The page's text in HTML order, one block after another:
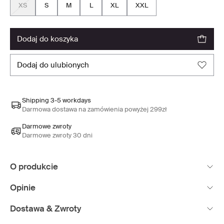
XS S M L XL XXL
dodaj do koszyka
dodaj do ulubionych
Shipping 3-5 workdays
Darmowa dostawa na zamówienia powyżej 299zł
Darmowe zwroty
Darmowe zwroty 30 dni
O produkcie
Opinie
Dostawa & Zwroty